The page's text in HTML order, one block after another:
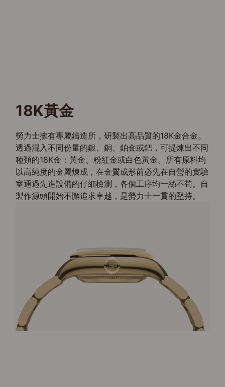
18K黃金
勞力士擁有專屬鑄造所，研製出高品質的18K金合金。
透過混入不同份量的銀、銅、鉑金或鈀，可提煉出不同
種類的18K金：黃金、粉紅金或白色黃金。所有原料均
以高純度的金屬煉成，在金質成形前必先在自營的實驗
室通過先進設備的仔細檢測，各個工序均一絲不苟。自
製作源頭開始不懈追求卓越，是勞力士一貫的堅持。